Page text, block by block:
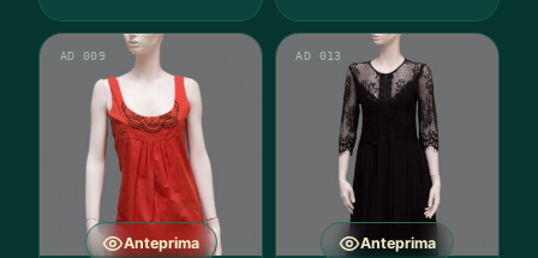
Anteprima
AD 009
Anteprima
AD 013